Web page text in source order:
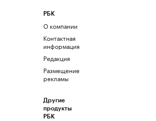
РБК
О компании
Контактная
информация
Редакция
Размещение
рекламы
Другие
продукты
РБК